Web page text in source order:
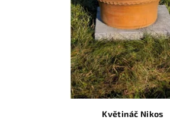
Květináč Nikos